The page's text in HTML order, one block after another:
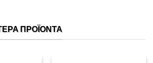
ΠΡΟΪΌΝΤΑ